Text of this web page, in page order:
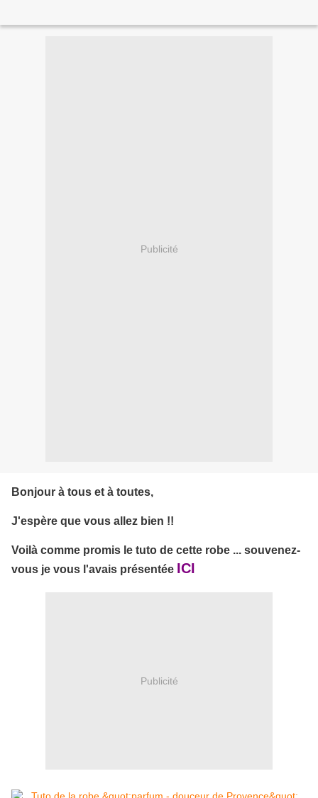
Publicité
Bonjour à tous et à toutes,
J'espère que vous allez bien !!
Voilà comme promis le tuto de cette robe ... souvenez-
vous je vous l'avais présentée ICI
Publicité